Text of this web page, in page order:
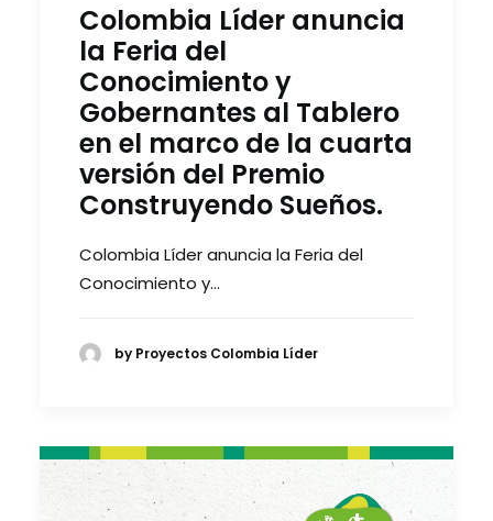
Colombia Líder anuncia
la Feria del
Conocimiento y
Gobernantes al Tablero
en el marco de la cuarta
versión del Premio
Construyendo Sueños.
Colombia Líder anuncia la Feria del
Conocimiento y…
by Proyectos Colombia Líder